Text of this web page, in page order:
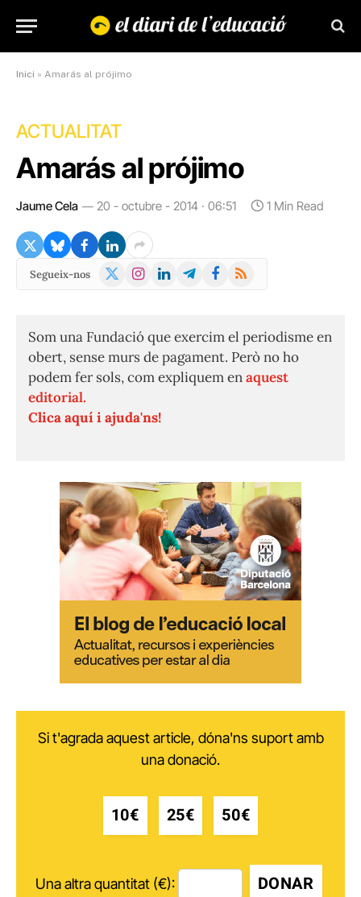
Inici » Amarás al prójimo
ACTUALITAT
Amarás al prójimo
Jaume Cela 20 - octubre - 2014 · 06:51 1 Min Read
Segueix-nos
X
Instagram
LinkedInTelegramFacebook
RSS
Som una Fundació que exercim el periodisme en
obert, sense murs de pagament. Però no ho
podem fer sols, com expliquem enaquest
editorial.
Clica aquí i ajuda'ns!
Si t'agrada aquest article, dóna'ns suport amb
una donació.
10€ 25€ 50€
Una altra quantitat (€): DONAR